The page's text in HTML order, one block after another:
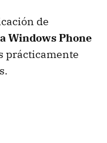
de
Windows Phone
prácticamente